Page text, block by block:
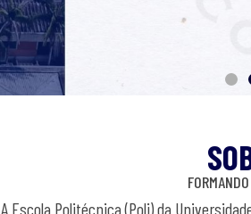
A Escola Politécnica (Poli) da